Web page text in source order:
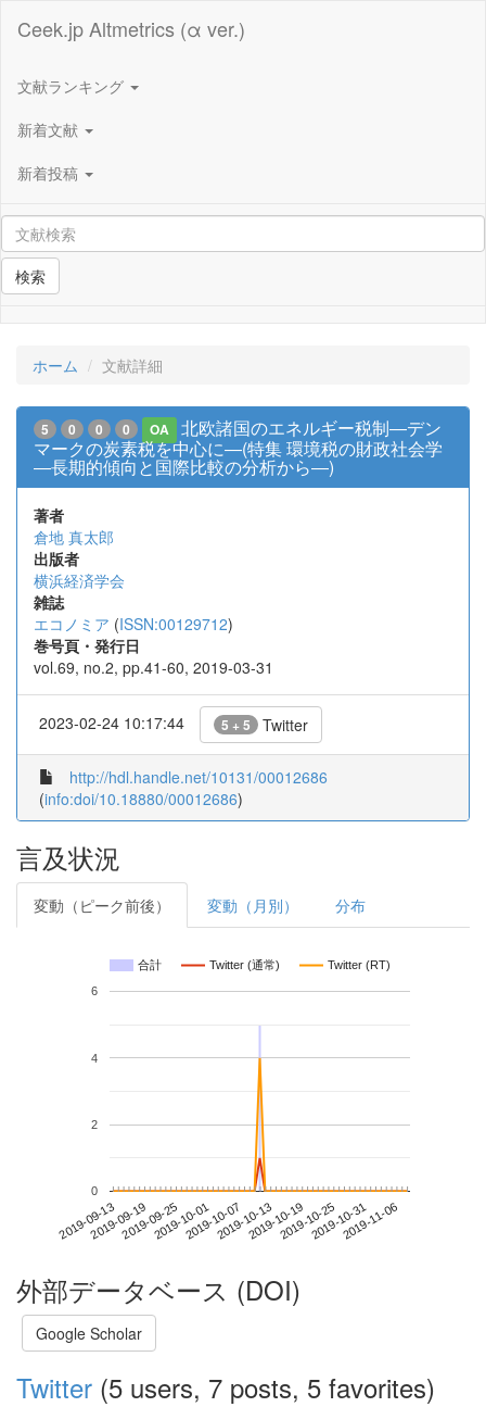
Ceek.jp Altmetrics (α ver.)
文献ランキング
新着文献
新着投稿
検索
ホーム 文献詳細
5 0 0 0 OA
北欧諸国のエネルギー税制―デン
マークの炭素税を中心に―(特集 環境税の財政社会学
―長期的傾向と国際比較の分析から―)
著者
倉地 真太郎
出版者
横浜経済学会
雑誌
エコノミア (ISSN:00129712)
巻号頁・発行日
vol.69, no.2, pp.41-60, 2019-03-31
2023-02-24 10:17:44 5 + 5 Twitter
http://hdl.handle.net/10131/00012686
(info:doi/10.18880/00012686)
言及状況
変動（ピーク前後） 変動（月別） 分布
合計 Twitter (通常) Twitter (RT)
2019-09-132019-09-192019-09-252019-10-012019-10-072019-10-132019-10-192019-10-252019-10-312019-11-06
0
2
4
6
外部データベース (DOI)
Google Scholar
Twitter (5 users, 7 posts, 5 favorites)